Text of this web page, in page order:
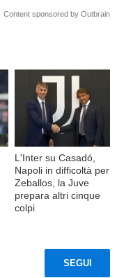
Content sponsored by Outbrain
L'Inter su Casadó,
Napoli in difficoltà per
Zeballos, la Juve
prepara altri cinque
colpi
SEGUI